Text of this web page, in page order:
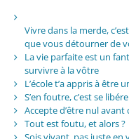
Vivre dans la merde,
que vous détourner de
La vie parfaite est un
survivre à la vôtre
L’école t’a appris à être
S’en foutre, c’est se
Accepte d’être nul
Tout est foutu, et alors ?